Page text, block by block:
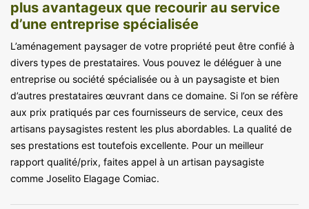
plus avantageux que recourir au service
d’une entreprise spécialisée
L’aménagement paysager de votre propriété peut être confié à
divers types de prestataires. Vous pouvez le déléguer à une
entreprise ou société spécialisée ou à un paysagiste et bien
d’autres prestataires œuvrant dans ce domaine. Si l’on se réfère
aux prix pratiqués par ces fournisseurs de service, ceux des
artisans paysagistes restent les plus abordables. La qualité de
ses prestations est toutefois excellente. Pour un meilleur
rapport qualité/prix, faites appel à un artisan paysagiste
comme Joselito Elagage Comiac.